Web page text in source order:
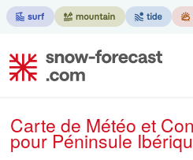
Carte de Météo et
pour Péninsule